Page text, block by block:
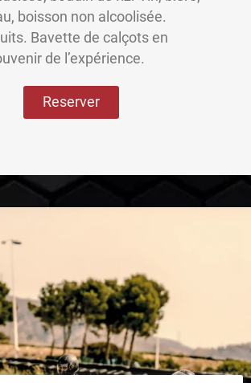
boisson non alcoolisée.
Bavette de calçots en
de l’expérience.
Reserver